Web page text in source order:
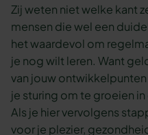
Zij weten niet welke kant
mensen die wel een
het waardevol om
je nog wilt leren. Want
van jouw
je sturing om te groeien
Als je hier vervolgens
voor je plezier,